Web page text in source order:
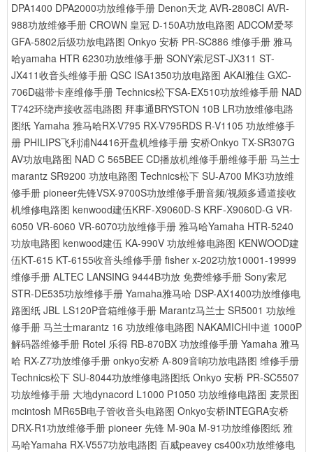
DPA1400 DPA2000功放维修手册 Denon天龙 AVR-2808CI AVR-
988功放维修手册 CROWN 皇冠 D-150A功放电路图 ADCOM爱琴
GFA-5802后级功放电路图 Onkyo 安桥 PR-SC886 维修手册 雅马
哈yamaha HTR 6230功放维修手册 SONY索尼ST-JX311 ST-
JX411收音头维修手册 QSC ISA1350功放电路图 AKAI雅佳 GXC-
706D磁带卡座维修手册 Technics松下SA-EX510功放维修手册 NAD
T742环绕声接收器电路图 拜事通BRYSTON 10B LR功放维修电路
图纸 Yamaha 雅马哈RX-V795 RX-V795RDS R-V1105 功放维修手
册 PHILIPS飞利浦N4416开盘机维修手册 安桥Onkyo TX-SR307G
AV功放电路图 NAD C 565BEE CD播放机维修手册维修手册 马兰士
marantz SR9200 功放电路图 Technics松下 SU-A700 MK3功放维
修手册 pioneer先锋VSX-9700S功放维修手册音频/视频多通道接收
机维修电路图 kenwood建伍KRF-X9060D-S KRF-X9060D-G VR-
6050 VR-6060 VR-6070功放维修手册 雅马哈Yamaha HTR-5240
功放电路图 kenwood建伍 KA-990V 功放维修电路图 KENWOOD建
伍KT-615 KT-6155收音头维修手册 fisher x-202功放10001-19999
维修手册 ALTEC LANSING 9444B功放 免费维修手册 Sony索尼
STR-DE535功放维修手册 Yamaha雅马哈 DSP-AX1400功放维修电
路图纸 JBL LS120P音箱维修手册 Marantz马兰士 SR5001 功放维
修手册 马兰士marantz 16 功放维修电路图 NAKAMICHI中道 1000P
解码器维修手册 Rotel 乐得 RB-870BX 功放维修手册 Yamaha 雅马
哈 RX-Z7功放维修手册 onkyo安桥 A-809音响功放电路图 维修手册
Technics松下 SU-8044功放维修电路图纸 Onkyo 安桥 PR-SC5507
功放维修手册 大地dynacord L1000 P1050 功放维修电路图 麦景图
mcintosh MR65B电子管收音头电路图 Onkyo安桥INTEGRA安桥
DRX-R1功放维修手册 pioneer 先锋 M-90a M-91功放维修图纸 雅
马哈Yamaha RX-V557功放电路图 百威peavey cs400x功放维修电